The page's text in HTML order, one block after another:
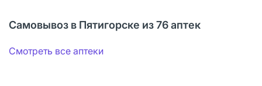
Самовывоз в Пятигорске из 76 аптек
Смотреть все аптеки